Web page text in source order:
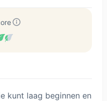
kunt laag beginnen en